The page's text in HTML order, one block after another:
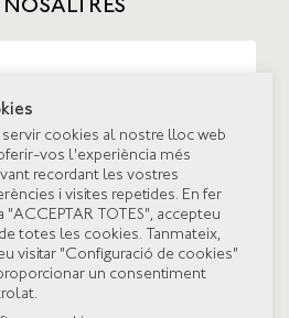
servir cookies al nostre lloc web
vos l'experiència més
recordant les vostres
i visites repetides. En fer
"ACCEPTAR TOTES", accepteu
totes les cookies. Tanmateix,
visitar "Configuració de cookies"
un consentiment